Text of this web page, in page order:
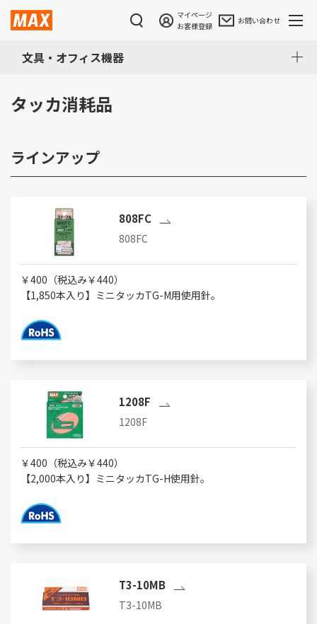
マイページ
お客様登録
お問い合わせ
文具・オフィス機器
タッカ消耗品
ラインアップ
808FC
808FC
￥400（税込み￥440）
【1,850本入り】ミニタッカTG-M用使用針。
1208F
1208F
￥400（税込み￥440）
【2,000本入り】ミニタッカTG-H使用針。
T3-10MB
T3-10MB